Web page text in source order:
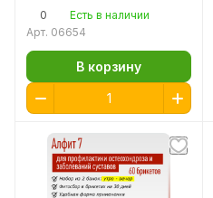
устранению болей в
суставах, снятию
процессов
0
Есть в наличии
Арт. 06654
В корзину